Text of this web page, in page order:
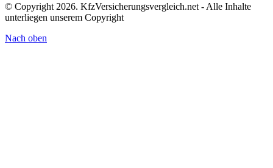
© Copyright 2026. KfzVersicherungsvergleich.net - Alle Inhalte
unterliegen unserem Copyright
Nach oben